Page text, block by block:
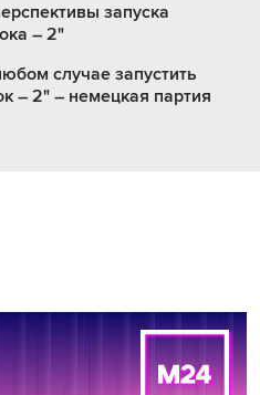
запуска
– 2"
случае запустить
– 2" – немецкая партия